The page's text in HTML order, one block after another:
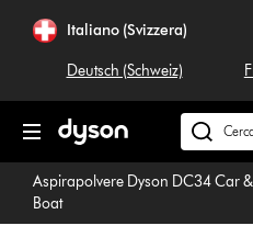
navigazioneItaliano (Svizzera)
Deutsch (Schweiz)
Cerca
su
dyson.ch
Aspirapolvere Dyson DC34 Car &
Boat